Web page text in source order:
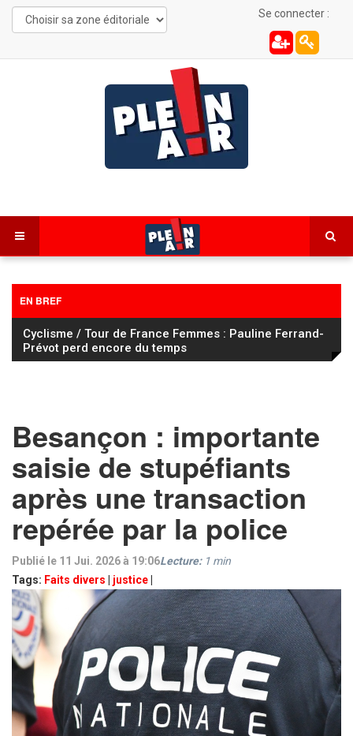
Se connecter :
EN BREF
Beure : au Musée Lucien Roy, l’Histoire se raconte à
hauteur d’homme
Besançon : importante
saisie de stupéfiants
après une transaction
repérée par la police
Publié le 11 Jui. 2026 à 19:06
Tags: Faits divers justice
Lecture: 1 min